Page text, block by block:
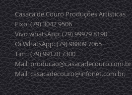
Casaca de Couro Produções Artísticas
Fixo: (79) 3042 9506
Vivo whatsApp: (79) 99979 8190
Oi WhatsApp: (79) 98809 7065
Tim : (79) 99170 7300
Mail: producao@casacadecouro.com.br
Mail: casacadecouro@infonet.com.br;